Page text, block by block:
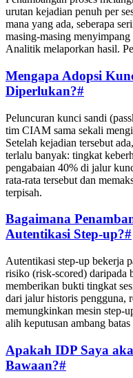
urutan kejadian penuh per
mana yang ada, seberapa
masing-masing
Analitik melaporkan hasil.
Mengapa Adopsi
Diperlukan?#
Peluncuran kunci sandi
tim CIAM sama sekali
Setelah kejadian tersebut
terlalu banyak: tingkat
pengabaian 40% di jalur
rata-rata tersebut dan
terpisah.
Bagaimana
Autentikasi Step-up?#
Autentikasi step-up bekerja
risiko (risk-scored) daripada
memberikan bukti tingkat
dari jalur historis pengguna,
memungkinkan mesin step-
alih keputusan ambang
Apakah IDP Saya
Bawaan?#